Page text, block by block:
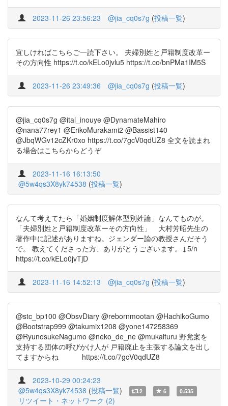
2023-11-26 23:56:23 @jia_cq0s7g (投稿一覧)
宜しければこちらご一読下さい。 夫婦別姓と戸籍制度改革ー
その方向性 https://t.co/kELo0jvlu5 https://t.co/bnPMa1IM5S
2023-11-26 23:49:36 @jia_cq0s7g (投稿一覧)
@jia_cq0s7g @ital_inouye @DynamateMahiro
@nana77rey1 @ErikoMurakami2 @Bassist140
@JbqWGv12cZKr0xo https://t.co/7gcV0qdUZ8 全文を読まれ
る場合はこちらからどうぞ
2023-11-16 16:13:50
@5w4qs3X8yk74538 (投稿一覧)
なんて考えてたら「婚姻制度解体型別姓論」なんてものが。
「夫婦別姓と戸籍制度改革ーその方向性」 大村芳昭先生の
著作中に記述がありますね。ジェンダー論の教授さんだそう
で。 教えてくださった方、ありがとうございます。↓5/n
https://t.co/kELo0jvTjD
2023-11-16 14:52:13 @jia_cq0s7g (投稿一覧)
@stc_bp100 @ObsvDiary @rebornmootan @HachikoGumo
@Bootstrap999 @takumix1208 @yone147258369
@RyunosukeNagumo @neko_de_ne @mukaituru 野党案を
支持する団体の呼びかけ人が 戸籍廃止を主張する論文を出し
てますからね https://t.co/7gcV0qdUZ8
2023-10-29 00:24:23
@5w4qs3X8yk74538 (投稿一覧) 2 6 0.535
リツイート・ネットワーク (2)